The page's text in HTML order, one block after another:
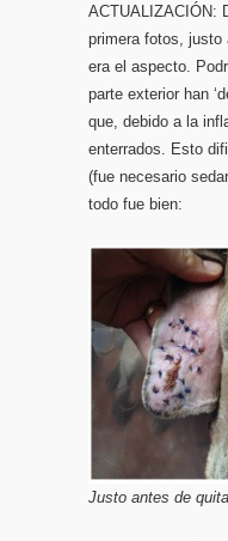
ACTUALIZACIÓN:
primera fotos, justo
era el aspecto.
parte exterior han
que, debido a la
enterrados. Esto
(fue necesario
todo fue bien:
Justo antes de